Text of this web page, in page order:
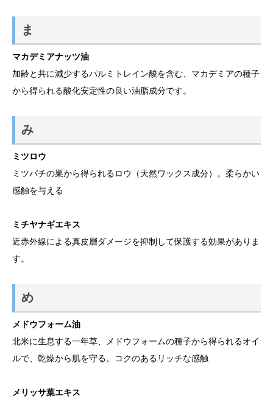
ま
マカデミアナッツ油
加齢と共に減少するパルミトレイン酸を含む、マカデミアの種子
から得られる酸化安定性の良い油脂成分です。
み
ミツロウ
ミツバチの巣から得られるロウ（天然ワックス成分）。柔らかい
感触を与える
ミチヤナギエキス
近赤外線による真皮層ダメージを抑制して保護する効果がありま
す。
め
メドウフォーム油
北米に生息する一年草、メドウフォームの種子から得られるオイ
ルで、乾燥から肌を守る。コクのあるリッチな感触
メリッサ葉エキス